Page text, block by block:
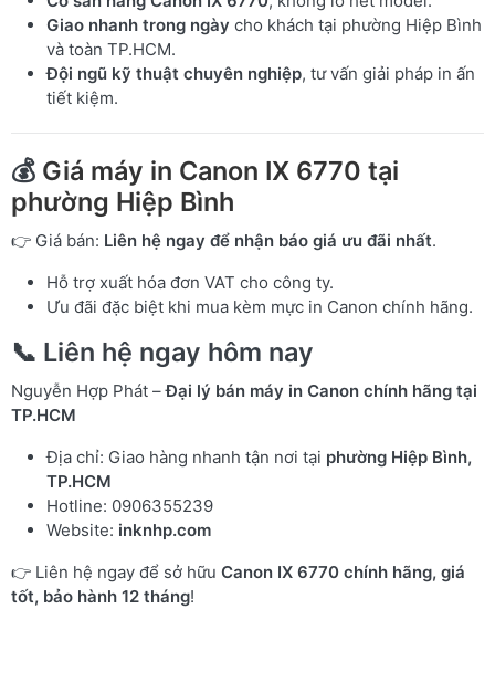
Giao nhanh trong ngày cho khách tại phường Hiệp Bình
và toàn TP.HCM.
Đội ngũ kỹ thuật chuyên nghiệp, tư vấn giải pháp in ấn
tiết kiệm.
💰 Giá máy in Canon IX 6770 tại
phường Hiệp Bình
👉 Giá bán: Liên hệ ngay để nhận báo giá ưu đãi nhất.
Hỗ trợ xuất hóa đơn VAT cho công ty.
Ưu đãi đặc biệt khi mua kèm mực in Canon chính hãng.
📞 Liên hệ ngay hôm nay
Nguyễn Hợp Phát –Đại lý bán máy in Canon chính hãng tại
TP.HCM
Địa chỉ: Giao hàng nhanh tận nơi tại phường Hiệp Bình,
TP.HCM
Hotline: 0906355239
Website: inknhp.com
👉 Liên hệ ngay để sở hữu Canon IX 6770 chính hãng, giá
tốt, bảo hành 12 tháng!